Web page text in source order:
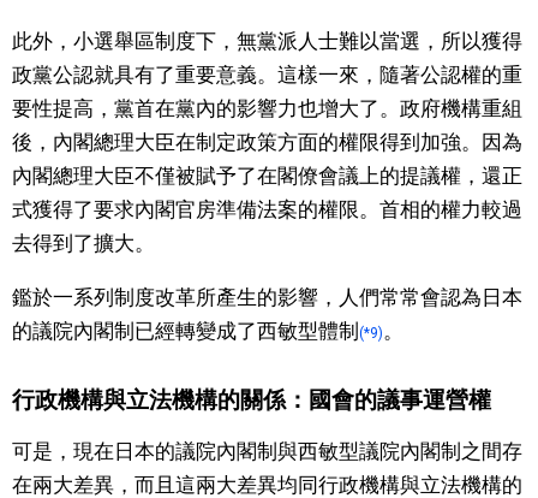
此外，小選舉區制度下，無黨派人士難以當選，所以獲得
政黨公認就具有了重要意義。這樣一來，隨著公認權的重
要性提高，黨首在黨內的影響力也增大了。政府機構重組
後，內閣總理大臣在制定政策方面的權限得到加強。因為
內閣總理大臣不僅被賦予了在閣僚會議上的提議權，還正
式獲得了要求內閣官房準備法案的權限。首相的權力較過
去得到了擴大。
鑑於一系列制度改革所產生的影響，人們常常會認為日本
的議院內閣制已經轉變成了西敏型體制(*9) 。
行政機構與立法機構的關係：國會的議事運營權
可是，現在日本的議院內閣制與西敏型議院內閣制之間存
在兩大差異，而且這兩大差異均同行政機構與立法機構的